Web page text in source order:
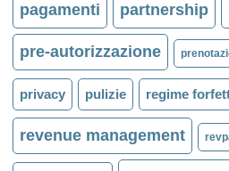
pagamenti partnership
pre-autorizzazione
privacy pulizie regime
revenue management